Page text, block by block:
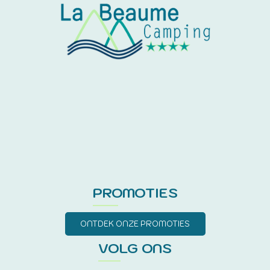
PROMOTIES
ONTDEK ONZE PROMOTIES
VOLG ONS